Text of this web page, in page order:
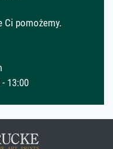
Ci pomożemy.
13:00